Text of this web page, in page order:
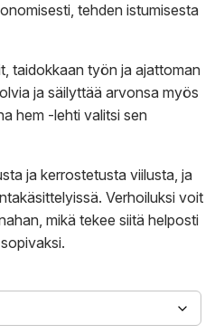
tehden istumisesta
taidokkaan työn ja ajattoman
ja säilyttää arvonsa myös
hem -lehti valitsi sen
ja kerrostetusta viilusta, ja
Verhoiluksi voit
mikä tekee siitä helposti